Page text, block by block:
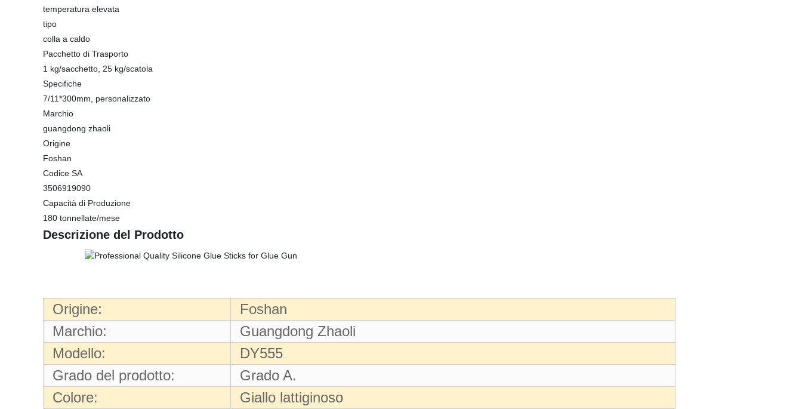
temperatura elevata
tipo
colla a caldo
Pacchetto di Trasporto
1 kg/sacchetto, 25 kg/scatola
Specifiche
7/11*300mm, personalizzato
Marchio
guangdong zhaoli
Origine
Foshan
Codice SA
3506919090
Capacità di Produzione
180 tonnellate/mese
Descrizione del Prodotto
Origine:
Foshan
Marchio:
Guangdong Zhaoli
Modello:
DY555
Grado del prodotto:
Grado A.
Colore:
Giallo lattiginoso